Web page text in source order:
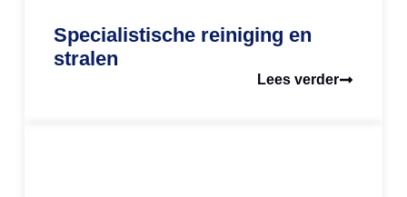
Specialistische reiniging en
stralen
Lees verder